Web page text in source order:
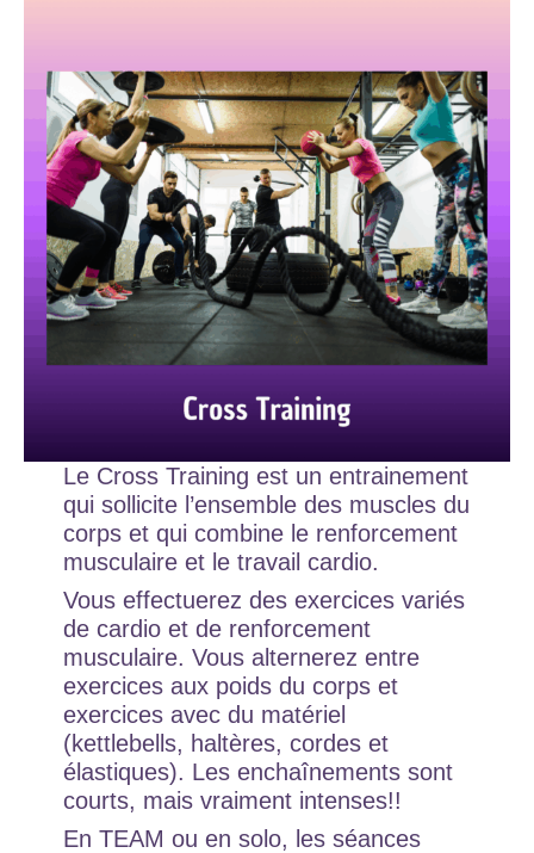
Le Cross Training est un entrainement
qui sollicite l’ensemble des muscles du
corps et qui combine le renforcement
musculaire et le travail cardio.
Vous effectuerez des exercices variés
de cardio et de renforcement
musculaire. Vous alternerez entre
exercices aux poids du corps et
exercices avec du matériel
(kettlebells, haltères, cordes et
élastiques). Les enchaînements sont
courts, mais vraiment intenses!!
En TEAM ou en solo, les séances